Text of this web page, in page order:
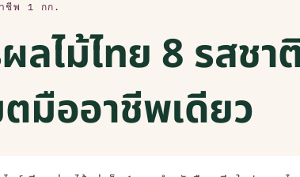
าชีพ 1 กก.
ลไม้ไทย 8 รสชา
มืออาชีพเดียว